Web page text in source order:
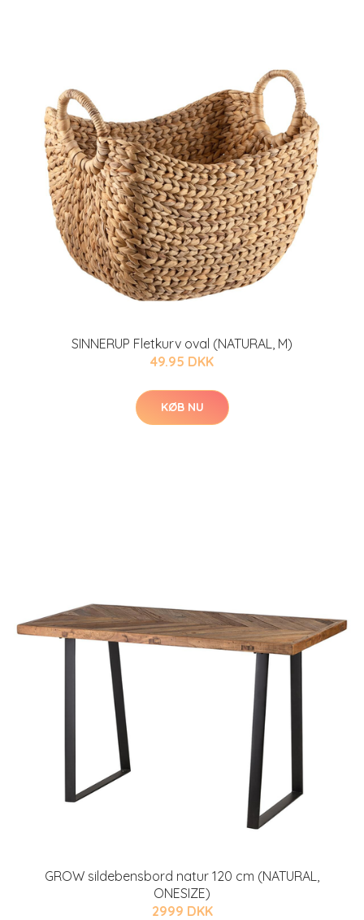
SINNERUP Fletkurv oval (NATURAL, M)
49.95 DKK
KØB NU
GROW sildebensbord natur 120 cm (NATURAL,
ONESIZE)
2999 DKK